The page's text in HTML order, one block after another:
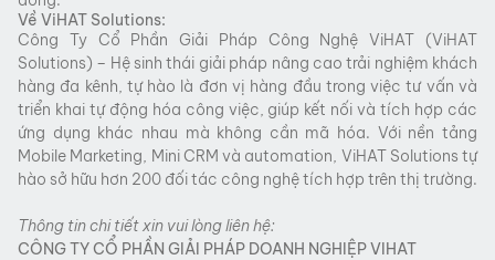
Về ViHAT Solutions:
Công Ty Cổ Phần Giải Pháp Công Nghệ ViHAT (ViHAT
Solutions) – Hệ sinh thái giải pháp nâng cao trải nghiệm khách
hàng đa kênh, tự hào là đơn vị hàng đầu trong việc tư vấn và
triển khai tự động hóa công việc, giúp kết nối và tích hợp các
ứng dụng khác nhau mà không cần mã hóa. Với nền tảng
Mobile Marketing, Mini CRM và automation, ViHAT Solutions tự
hào sở hữu hơn 200 đối tác công nghệ tích hợp trên thị trường.
Thông tin chi tiết xin vui lòng liên hệ:
CÔNG TY CỔ PHẦN GIẢI PHÁP DOANH NGHIỆP VIHAT